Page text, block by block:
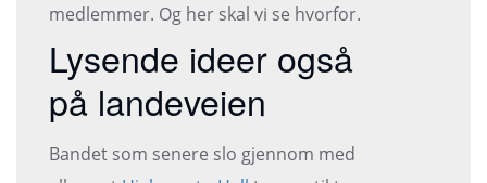
medlemmer. Og her skal vi se hvorfor.
Lysende ideer også
på landeveien
Bandet som senere slo gjennom med